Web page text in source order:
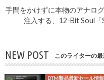
手間をかけずに本物のアナロ
注入する、12-Bit Soul「
NEW POST このライターの
DTM製品最新セール情報